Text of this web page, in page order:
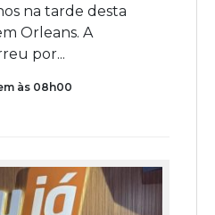
na tarde desta
Orleans. A
por...
às 08h00